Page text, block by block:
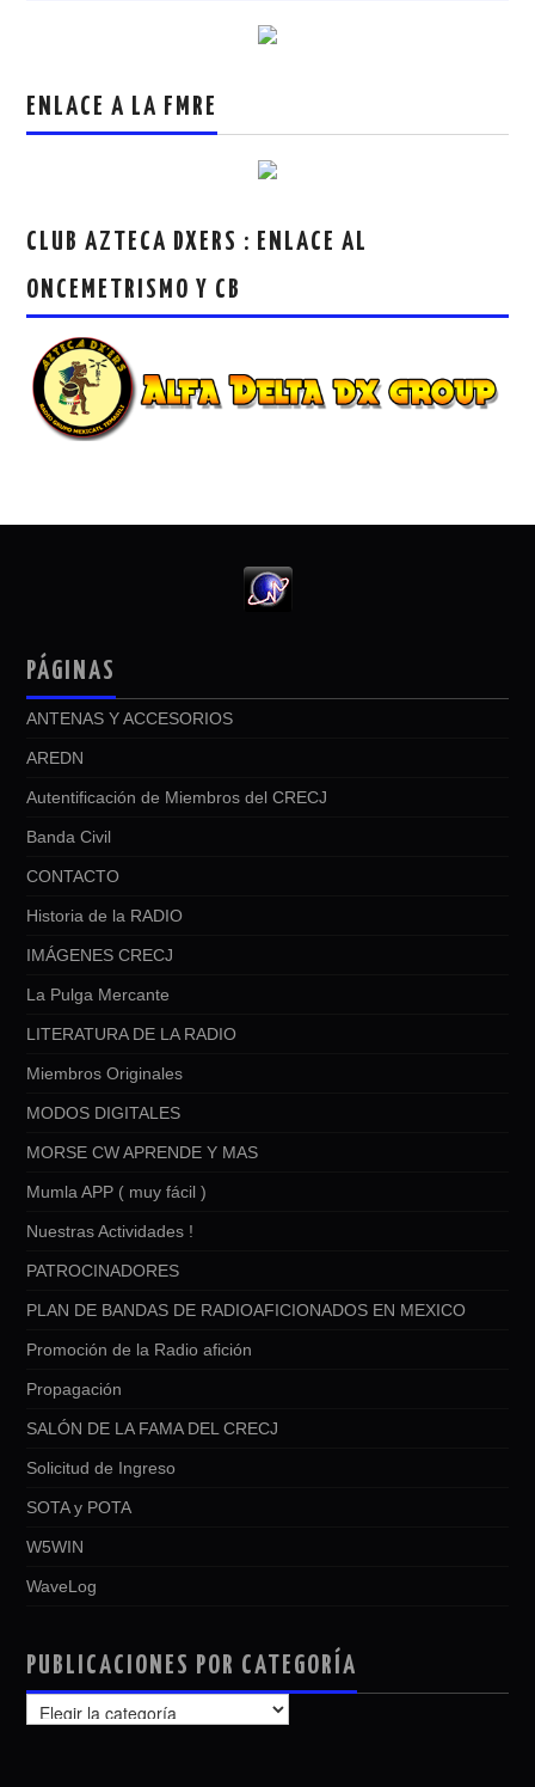
ENLACE A LA FMRE
CLUB AZTECA DXERS : ENLACE AL
ONCEMETRISMO Y CB
PÁGINAS
ANTENAS Y ACCESORIOS
AREDN
Autentificación de Miembros del CRECJ
Banda Civil
CONTACTO
Historia de la RADIO
IMÁGENES CRECJ
La Pulga Mercante
LITERATURA DE LA RADIO
Miembros Originales
MODOS DIGITALES
MORSE CW APRENDE Y MAS
Mumla APP ( muy fácil )
Nuestras Actividades !
PATROCINADORES
PLAN DE BANDAS DE RADIOAFICIONADOS EN MEXICO
Promoción de la Radio afición
Propagación
SALÓN DE LA FAMA DEL CRECJ
Solicitud de Ingreso
SOTA y POTA
W5WIN
WaveLog
PUBLICACIONES POR CATEGORÍA
PUBLICACIONES
POR